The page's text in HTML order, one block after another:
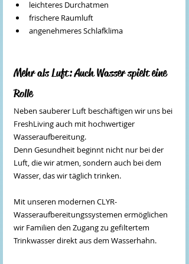
leichteres Durchatmen
frischere Raumluft
angenehmeres Schlafklima
Mehr als Luft: Auch Wasser spielt eine
Rolle
Neben sauberer Luft beschäftigen wir uns bei
FreshLiving auch mit hochwertiger
Wasseraufbereitung.
Denn Gesundheit beginnt nicht nur bei der
Luft, die wir atmen, sondern auch bei dem
Wasser, das wir täglich trinken.
Mit unseren modernen CLYR-
Wasseraufbereitungssystemen ermöglichen
wir Familien den Zugang zu gefiltertem
Trinkwasser direkt aus dem Wasserhahn.